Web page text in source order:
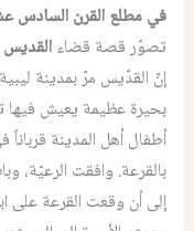
في مطلع القرن السادس
تصوّر قصة قضاء
إنّ القدّيس مرّ بمدينة
بحيرة عظيمة يعيش
أطفال أهل المدينة
بالقرعة. وافقت الرعيّة،
إلى أن وقعت القرعة على